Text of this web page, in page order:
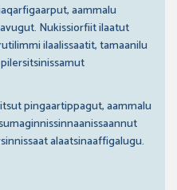
aammalu
Nukissiorfiit ilaatut
ilaalissaatit, tamaanilu
pingaartippagut, aammalu
alaatsinaaffigalugu.